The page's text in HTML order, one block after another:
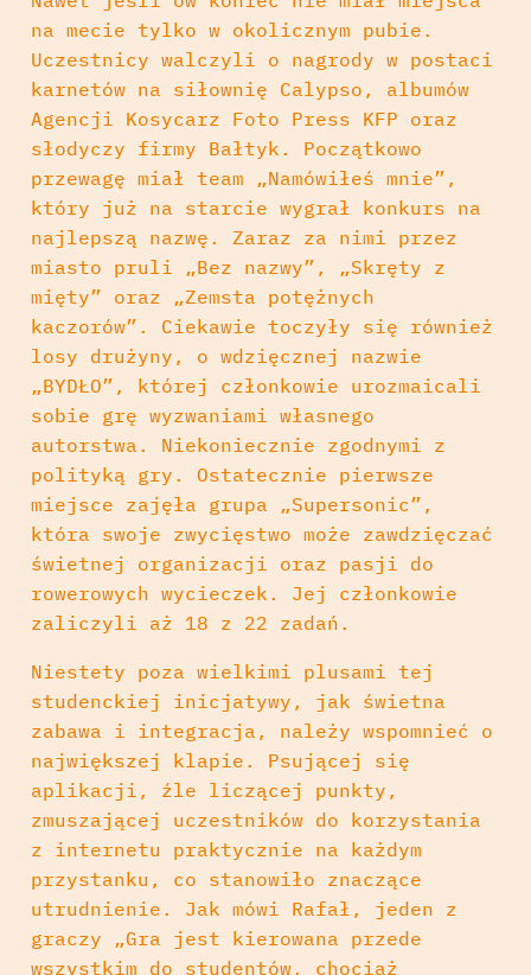
na mecie tylko w okolicznym pubie.
Uczestnicy walczyli o nagrody w postaci
karnetów na siłownię Calypso, albumów
Agencji Kosycarz Foto Press KFP oraz
słodyczy firmy Bałtyk. Początkowo
przewagę miał team „Namówiłeś mnie”,
który już na starcie wygrał konkurs na
najlepszą nazwę. Zaraz za nimi przez
miasto pruli „Bez nazwy”, „Skręty z
mięty” oraz „Zemsta potężnych
kaczorów”. Ciekawie toczyły się również
losy drużyny, o wdzięcznej nazwie
„BYDŁO”, której członkowie urozmaicali
sobie grę wyzwaniami własnego
autorstwa. Niekoniecznie zgodnymi z
polityką gry. Ostatecznie pierwsze
miejsce zajęła grupa „Supersonic”,
która swoje zwycięstwo może zawdzięczać
świetnej organizacji oraz pasji do
rowerowych wycieczek. Jej członkowie
zaliczyli aż 18 z 22 zadań.
Niestety poza wielkimi plusami tej
studenckiej inicjatywy, jak świetna
zabawa i integracja, należy wspomnieć o
największej klapie. Psującej się
aplikacji, źle liczącej punkty,
zmuszającej uczestników do korzystania
z internetu praktycznie na każdym
przystanku, co stanowiło znaczące
utrudnienie. Jak mówi Rafał, jeden z
graczy „Gra jest kierowana przede
wszystkim do studentów, chociaż